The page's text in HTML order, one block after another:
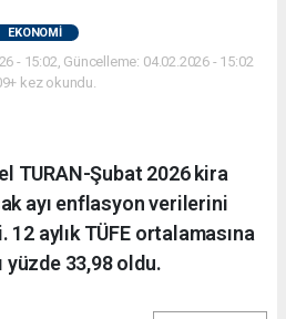
EKONOMİ
- 15:02, Güncelleme: 04.02.2026 - 15:02
kez okundu.
TURAN-Şubat 2026 kira
ayı enflasyon verilerini
12 aylık TÜFE ortalamasına
yüzde 33,98 oldu.